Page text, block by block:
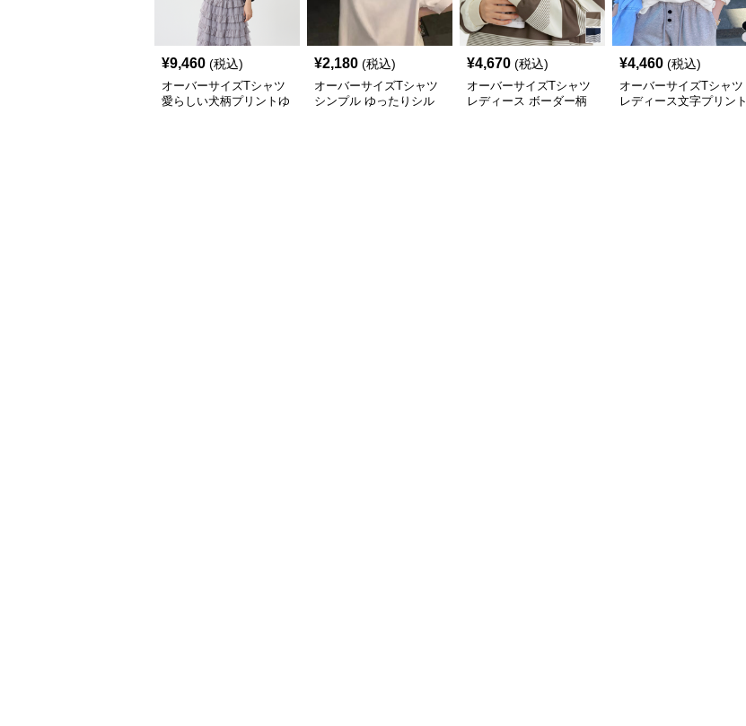
¥9,460 (税込)
オーバーサイズTシャツ
愛らしい犬柄プリントゆ
¥2,180 (税込)
オーバーサイズTシャツ
シンプル ゆったりシル
¥4,670 (税込)
オーバーサイズTシャツ
レディース ボーダー柄
¥4,460 (税込)
オーバーサイズTシャツ
レディース文字プリント